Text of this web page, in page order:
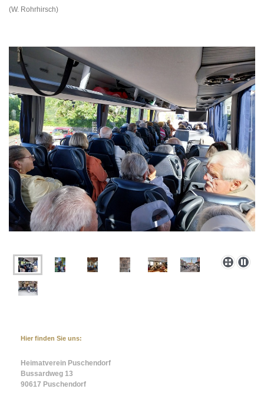
(W. Rohrhirsch)
Hier finden Sie uns:
Heimatverein Puschendorf
Bussardweg 13
90617 Puschendorf